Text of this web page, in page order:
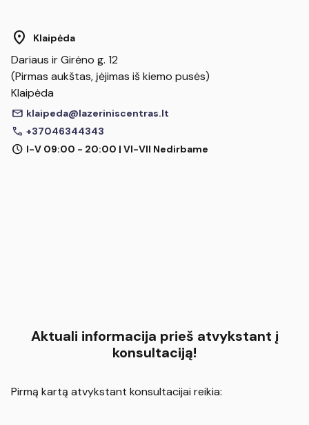
location_on Klaipėda
Dariaus ir Girėno g. 12
(Pirmas aukštas, įėjimas iš kiemo pusės)
Klaipėda
mail klaipeda@lazeriniscentras.lt
call +37046344343
schedule I-V 09:00 - 20:00 | VI-VII Nedirbame
Aktuali informacija prieš atvykstant į
konsultaciją!
Pirmą kartą atvykstant konsultacijai reikia: